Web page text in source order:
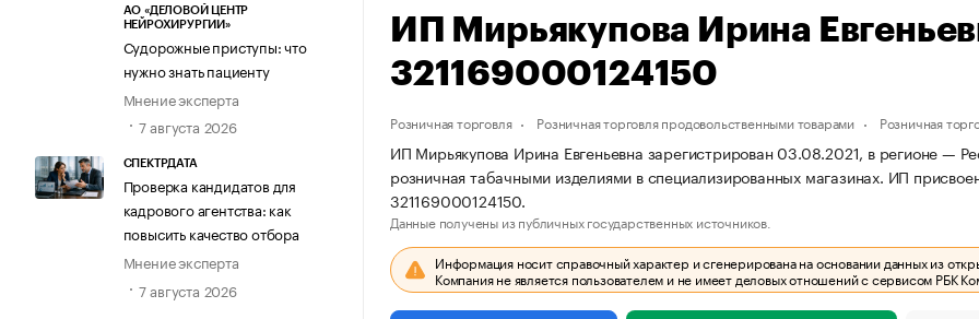
АО «ДЕЛОВОЙ ЦЕНТР
НЕЙРОХИРУРГИИ»
Судорожные приступы: что
нужно знать пациенту
Мнение эксперта
7 августа 2026
СПЕКТРДАТА
Проверка кандидатов для
кадрового агентства: как
повысить качество отбора
Мнение эксперта
7 августа 2026
ИП Мирьякупова Ирина
321169000124150
Розничная торговля Розничная торговля продовольственными товарами Розничная
ИП Мирьякупова Ирина Евгеньевна зарегистрирован 03.08.2021, в регионе —
розничная табачными изделиями в специализированных магазинах. ИП
321169000124150.
Данные получены из публичных государственных источников.
Информация носит справочный характер и сгенерирована на основании данных из
Компания не является пользователем и не имеет деловых отношений с сервисом РБК